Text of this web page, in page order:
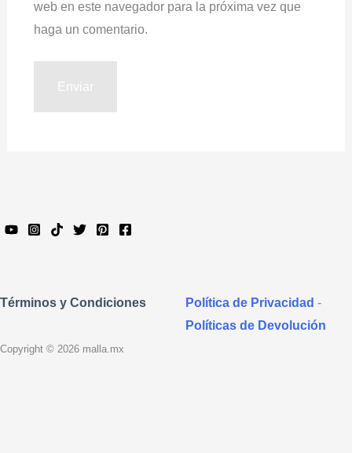
web en este navegador para la próxima vez que
haga un comentario.
Términos y Condiciones Política de Privacidad -
Políticas de Devolución
Copyright © 2026 malla.mx